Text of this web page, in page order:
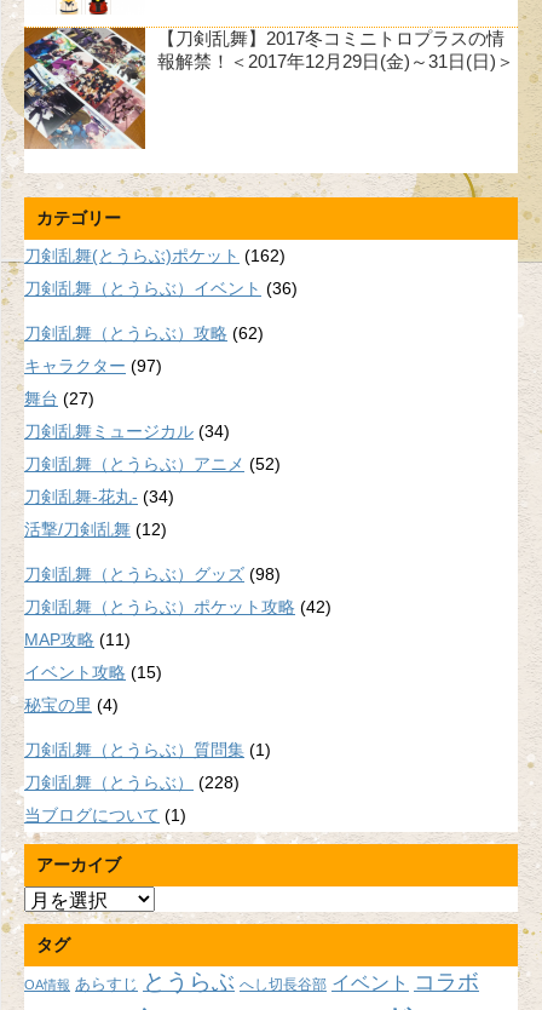
【刀剣乱舞】2017冬コミニトロプラスの情
報解禁！＜2017年12月29日(金)～31日(日)＞
カテゴリー
刀剣乱舞(とうらぶ)ポケット (162)
刀剣乱舞（とうらぶ）イベント (36)
刀剣乱舞（とうらぶ）攻略 (62)
キャラクター (97)
舞台 (27)
刀剣乱舞ミュージカル (34)
刀剣乱舞（とうらぶ）アニメ (52)
刀剣乱舞-花丸- (34)
活撃/刀剣乱舞 (12)
刀剣乱舞（とうらぶ）グッズ (98)
刀剣乱舞（とうらぶ）ポケット攻略 (42)
MAP攻略 (11)
イベント攻略 (15)
秘宝の里 (4)
刀剣乱舞（とうらぶ）質問集 (1)
刀剣乱舞（とうらぶ）
(228)
当ブログについて (1)
アーカイブ
ア
ー
カ
イ
ブ
タグ
OA情報 あらすじ とうらぶ へし切長谷部 イベント コラボ